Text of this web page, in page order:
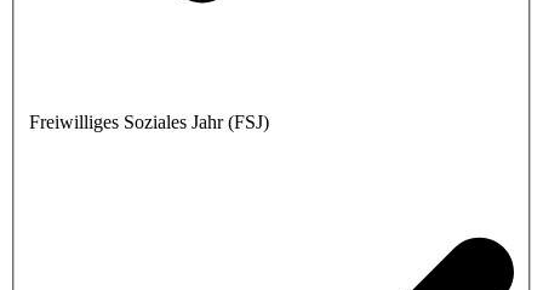
Freiwilliges Soziales Jahr (FSJ)